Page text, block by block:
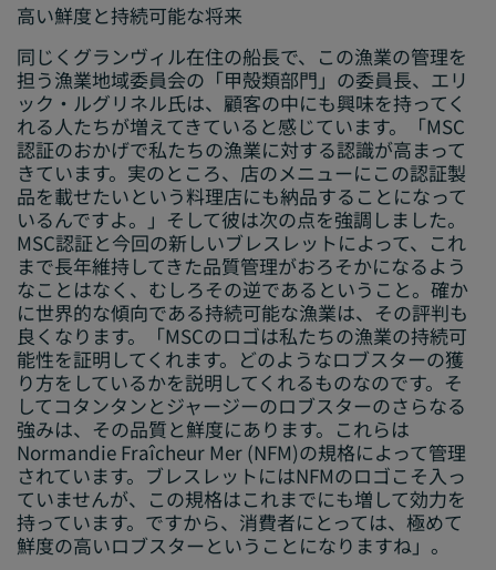
高い鮮度と持続可能な将来
同じくグランヴィル在住の船長で、この漁業の管理を
担う漁業地域委員会の「甲殻類部門」の委員長、エリ
ック・ルグリネル氏は、顧客の中にも興味を持ってく
れる人たちが増えてきていると感じています。「MSC
認証のおかげで私たちの漁業に対する認識が高まって
きています。実のところ、店のメニューにこの認証製
品を載せたいという料理店にも納品することになって
いるんですよ。」そして彼は次の点を強調しました。
MSC認証と今回の新しいブレスレットによって、これ
まで長年維持してきた品質管理がおろそかになるよう
なことはなく、むしろその逆であるということ。確か
に世界的な傾向である持続可能な漁業は、その評判も
良くなります。「MSCのロゴは私たちの漁業の持続可
能性を証明してくれます。どのようなロブスターの獲
り方をしているかを説明してくれるものなのです。そ
してコタンタンとジャージーのロブスターのさらなる
強みは、その品質と鮮度にあります。これらは
Normandie Fraîcheur Mer (NFM)の規格によって管理
されています。ブレスレットにはNFMのロゴこそ入っ
ていませんが、この規格はこれまでにも増して効力を
持っています。ですから、消費者にとっては、極めて
鮮度の高いロブスターということになりますね」。